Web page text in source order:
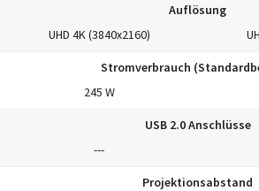
Auflösung
UHD 4K (3840x2160)
Stromverbrauch
245 W
USB 2.0 Anschlüsse
---
Projektionsabstand